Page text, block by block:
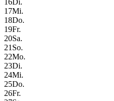
16 Di.
17Mi.
18Do.
19Fr.
20Sa.
21 So.
22Mo.
23Di.
24Mi.
25Do.
26Fr.